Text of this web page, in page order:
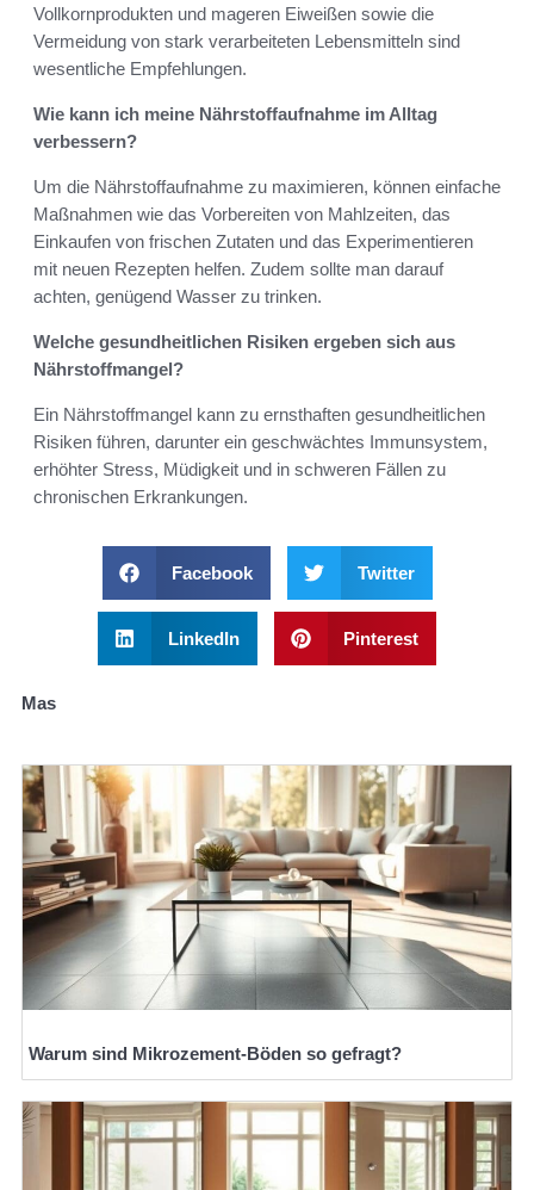
Vollkornprodukten und mageren Eiweißen sowie die
Vermeidung von stark verarbeiteten Lebensmitteln sind
wesentliche Empfehlungen.
Wie kann ich meine Nährstoffaufnahme im Alltag
verbessern?
Um die Nährstoffaufnahme zu maximieren, können einfache
Maßnahmen wie das Vorbereiten von Mahlzeiten, das
Einkaufen von frischen Zutaten und das Experimentieren
mit neuen Rezepten helfen. Zudem sollte man darauf
achten, genügend Wasser zu trinken.
Welche gesundheitlichen Risiken ergeben sich aus
Nährstoffmangel?
Ein Nährstoffmangel kann zu ernsthaften gesundheitlichen
Risiken führen, darunter ein geschwächtes Immunsystem,
erhöhter Stress, Müdigkeit und in schweren Fällen zu
chronischen Erkrankungen.
Facebook Twitter
LinkedIn Pinterest
Mas
Warum sind Mikrozement-Böden so gefragt?